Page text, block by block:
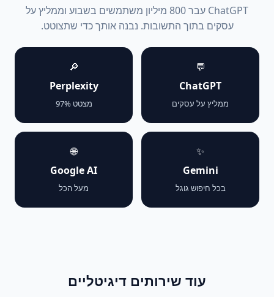
ChatGPT עבר 800 מיליון משתמשים בשבוע וממליץ על
עסקים בתוך התשובות. נבנה אותך כדי שתצוטט.
💬
ChatGPT
ממליץ על עסקים
🔎
Perplexity
מצטט 97%
✨
Gemini
בכל חיפוש גוגל
🌐
Google AI
מעל הכל
עוד שירותים דיגיטליים